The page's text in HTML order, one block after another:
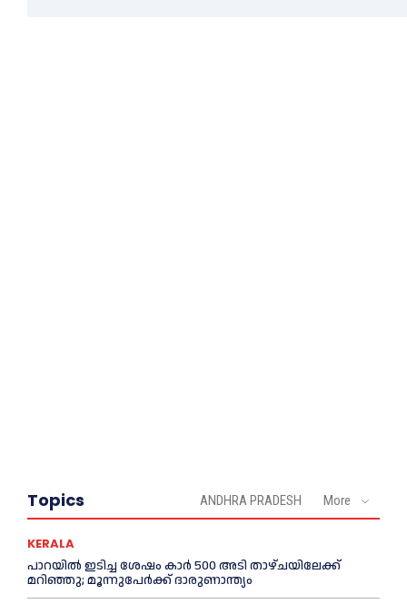
Topics ANDHRA PRADESH More
KERALA
പാറയിൽ ഇടിച്ച ശേഷം കാർ 500 അടി താഴ്ചയിലേക്ക്
മറിഞ്ഞു; മൂന്നുപേർക്ക് ദാരുണാന്ത്യം